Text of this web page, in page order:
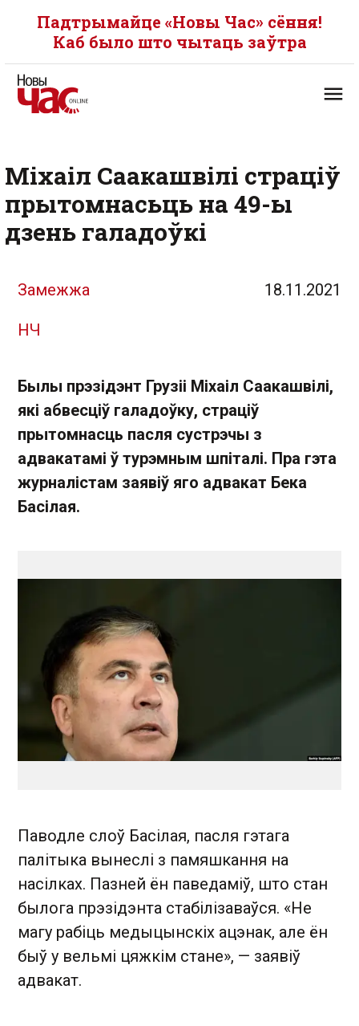
Падтрымайце «Новы Час» сёння!
Каб было што чытаць заўтра
Міхаіл Саакашвілі страціў
прытомнасьць на 49-ы
дзень галадоўкі
Замежжа 18.11.2021
НЧ
Былы прэзідэнт Грузіі Міхаіл Саакашвілі,
які абвесціў галадоўку, страціў
прытомнасць пасля сустрэчы з
адвакатамі ў турэмным шпіталі. Пра гэта
журналістам заявіў яго адвакат Бека
Басілая.
Паводле слоў Басілая, пасля гэтага
палітыка вынеслі з памяшкання на
насілках. Пазней ён паведаміў, што стан
былога прэзідэнта стабілізаваўся. «Не
магу рабіць медыцынскіх ацэнак, але ён
быў у вельмі цяжкім стане», — заявіў
адвакат.